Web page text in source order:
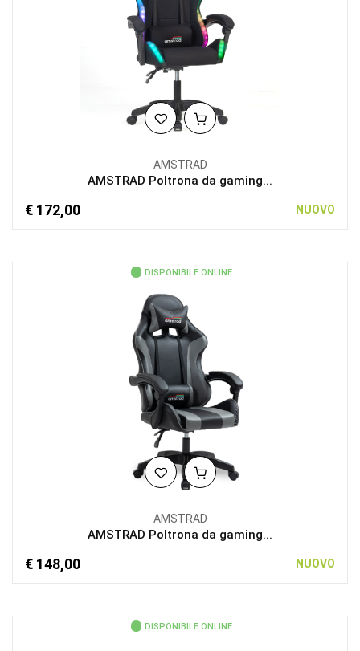
AMSTRAD
AMSTRAD Poltrona da gaming...
€ 172,00 NUOVO
DISPONIBILE ONLINE
AMSTRAD
AMSTRAD Poltrona da gaming...
€ 148,00 NUOVO
DISPONIBILE ONLINE